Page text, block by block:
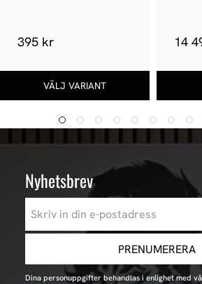
395 kr 14
Nyhetsbrev
PRENUMERERA
Dina personuppgifter behandlas i enlighet med